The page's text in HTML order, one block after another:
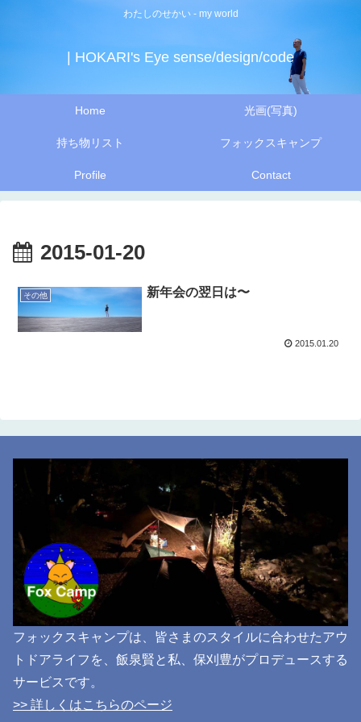
わたしのせかい - my world
| HOKARI's Eye sense/design/code
Home 光画(写真)
持ち物リスト フォックスキャンプ
Profile Contact
2015-01-20
その他 新年会の翌日は〜
2015.01.20
フォックスキャンプは、皆さまのスタイルに合わせたアウ
トドアライフを、飯泉賢と私、保刈豊がプロデュースする
サービスです。
>> 詳しくはこちらのページ